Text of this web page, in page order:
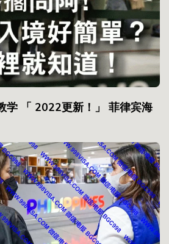
学 「 2022更新！」 菲律宾海